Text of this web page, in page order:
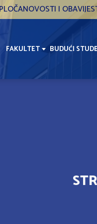
NOVOSTI I
FAKULTET BUDUĆI